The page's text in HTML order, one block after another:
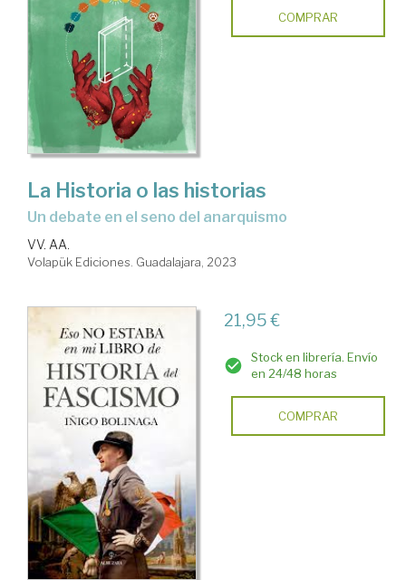
COMPRAR
La Historia o las historias
un debate en el seno del anarquismo
VV. AA.
Volapük Ediciones. Guadalajara, 2023
21,95 €
Stock en librería. Envío
en 24/48 horas
COMPRAR